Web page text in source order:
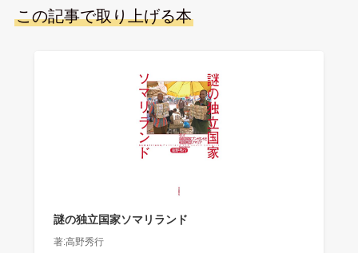
この記事で取り上げる本
謎の独立国家ソマリランド
著:高野秀行